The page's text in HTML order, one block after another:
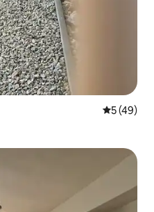
5 de uma
5 (49)